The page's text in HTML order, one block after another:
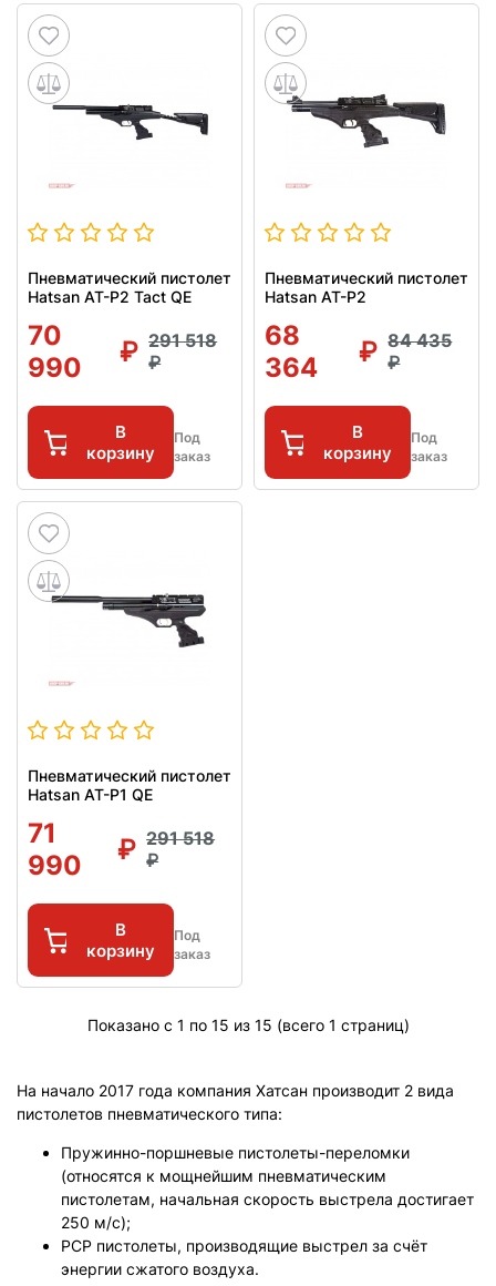
Пневматический пистолет
Hatsan AT-P2 Tact QE
70
990
291 518
В
корзину
Под
заказ
Пневматический пистолет
Hatsan AT-P2
68
364
84 435
В
корзину
Под
заказ
Пневматический пистолет
Hatsan AT-P1 QE
71
990
291 518
В
корзину
Под
заказ
Показано с 1 по 15 из 15 (всего 1 страниц)
На начало 2017 года компания Хатсан производит 2 вида
пистолетов пневматического типа:
Пружинно-поршневые пистолеты-переломки
(относятся к мощнейшим пневматическим
пистолетам, начальная скорость выстрела достигает
250 м/с);
PCP пистолеты, производящие выстрел за счёт
энергии сжатого воздуха.